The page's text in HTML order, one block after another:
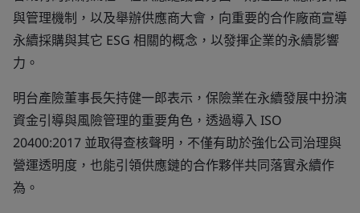
與管理機制，以及舉辦供應商大會，向重要的合作廠商宣導
永續採購與其它 ESG 相關的概念，以發揮企業的永續影響
力。
明台產險董事長矢持健一郎表示，保險業在永續發展中扮演
資金引導與風險管理的重要角色，透過導入 ISO
20400:2017 並取得查核聲明，不僅有助於強化公司治理與
營運透明度，也能引領供應鏈的合作夥伴共同落實永續作
為。